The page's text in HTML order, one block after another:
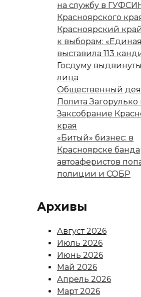
на службу в
Красноярского
Красноярский
к выборам:
выставила 113
Госдуму
лица
Общественный
Лолита Загорулько
Заксобрание
края
«Битый» бизнес: в
Красноярске банда
автоаферистов
полиции и СОБР
Архивы
Август 2026
Июль 2026
Июнь 2026
Май 2026
Апрель 2026
Март 2026